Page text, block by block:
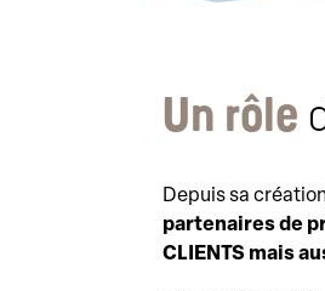
Un rôle
Depuis sa
partenaires de
CLIENTS mais